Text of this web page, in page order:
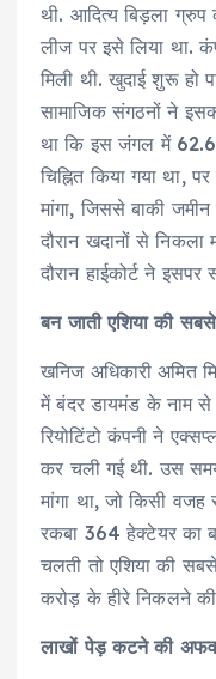
थी. आदित्य बिड़ला
लीज पर इसे लिया था.
मिली थी. खुदाई शुरू हो
सामाजिक संगठनों ने
था कि इस जंगल में
चिह्नित किया गया
मांगा, जिससे बाकी
दौरान खदानों से
दौरान हाईकोर्ट ने इसपर
बन जाती एशिया की
खनिज अधिकारी अमित
में बंदर डायमंड के नाम से
रियोटिंटो कंपनी ने
कर चली गई थी. उस
मांगा था, जो किसी वजह
रकबा 364 हेक्टेयर का
चलती तो एशिया की
करोड़ के हीरे निकलने
लाखों पेड़ कटने की